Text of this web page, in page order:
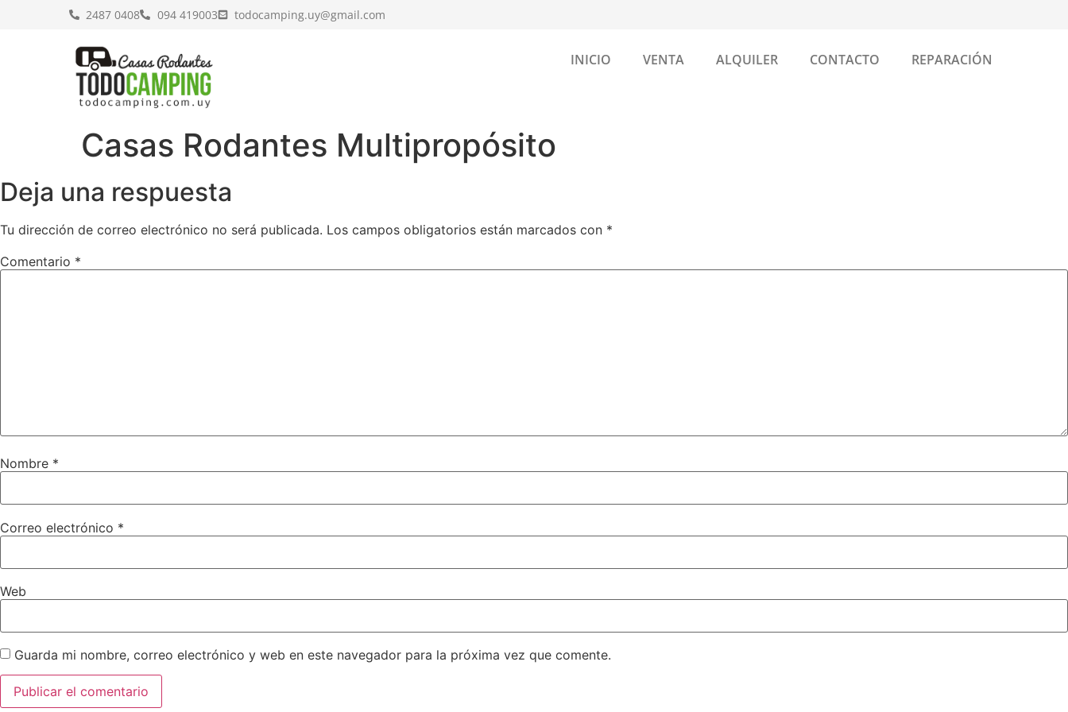
2487 0408 094 419003 todocamping.uy@gmail.com
INICIO VENTA ALQUILER CONTACTO REPARACIÓN
Casas Rodantes Multipropósito
Deja una respuesta
Tu dirección de correo electrónico no será publicada. Los campos obligatorios están marcados con *
Comentario *
Nombre *
Correo electrónico *
Web
Guarda mi nombre, correo electrónico y web en este navegador para la próxima vez que comente.